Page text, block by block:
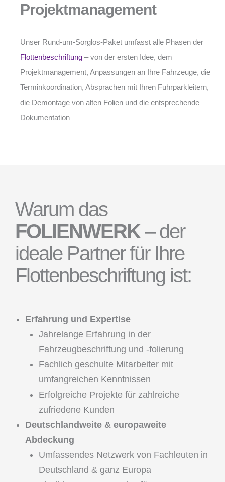
Projektmanagement
Unser Rund-um-Sorglos-Paket umfasst alle Phasen der
Flottenbeschriftung – von der ersten Idee, dem
Projektmanagement, Anpassungen an Ihre Fahrzeuge, die
Terminkoordination, Absprachen mit Ihren Fuhrparkleitern,
die Demontage von alten Folien und die entsprechende
Dokumentation
Warum das
FOLIENWERK – der
ideale Partner für Ihre
Flottenbeschriftung ist:
Erfahrung und Expertise
Jahrelange Erfahrung in der
Fahrzeugbeschriftung und -folierung
Fachlich geschulte Mitarbeiter mit
umfangreichen Kenntnissen
Erfolgreiche Projekte für zahlreiche
zufriedene Kunden
Deutschlandweite & europaweite
Abdeckung
Umfassendes Netzwerk von Fachleuten in
Deutschland & ganz Europa